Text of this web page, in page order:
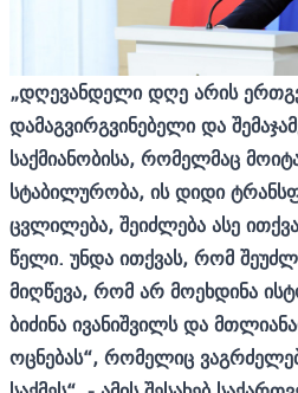
„დღევანდელი დღე არის
დამაგვირგვინებელი და
საქმიანობისა, რომელმაც
სტაბილურობა, ის დიდი
ცვლილება, შეიძლება ასე
წელი. უნდა ითქვას, რომ
მიღწევა, რომ არ მოეხდინა
ბიძინა ივანიშვილს და
ოცნებას“, რომელიც